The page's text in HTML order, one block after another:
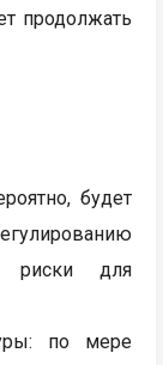
продолжать
будет
риски для
по мере